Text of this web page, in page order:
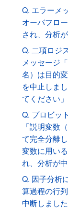
Q. エラーメ
オーバフロ
され、分析
Q. 二項ロジ
メッセージ
名）は目的
を中止しま
てください
Q. プロビッ
「説明変数
て完全分離
変数に用い
れ、分析が
Q. 因子分析
算過程の行
中断しまし